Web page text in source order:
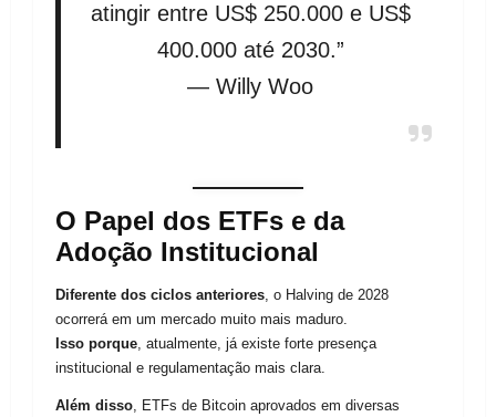
atingir entre US$ 250.000 e US$
400.000 até 2030.”
— Willy Woo
O Papel dos ETFs e da
Adoção Institucional
Diferente dos ciclos anteriores , o Halving de 2028
ocorrerá em um mercado muito mais maduro.
Isso porque , atualmente, já existe forte presença
institucional e regulamentação mais clara.
Além disso , ETFs de Bitcoin aprovados em diversas